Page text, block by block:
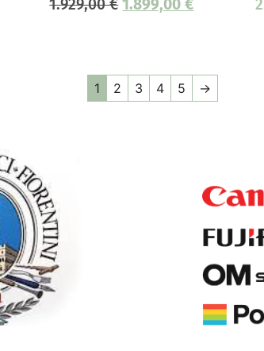
1.929,00€ 1.899,00€
1 2 3 4 5 →